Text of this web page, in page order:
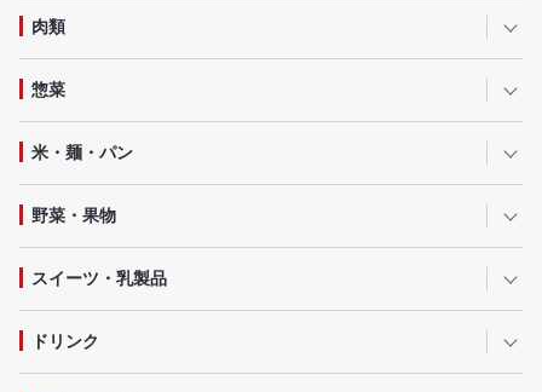
肉類
惣菜
米・麺・パン
野菜・果物
スイーツ・乳製品
ドリンク